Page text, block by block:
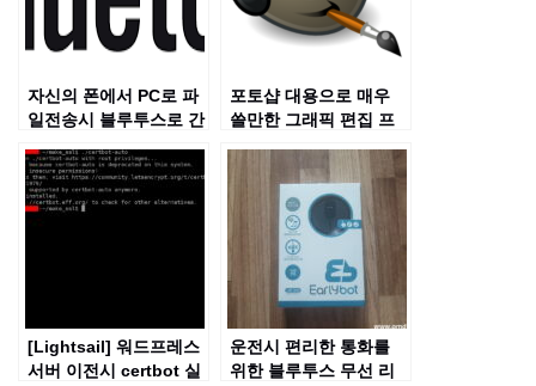
자신의 폰에서 PC로 파
일전송시 블루투스로 간
포토샵 대용으로 매우
쓸만한 그래픽 편집 프
[Lightsail] 워드프레스
서버 이전시 certbot 실
운전시 편리한 통화를
위한 블루투스 무선 리